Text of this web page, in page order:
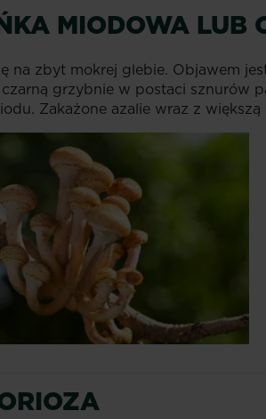
MIODOWA LUB
na zbyt mokrej glebie. Objawem
czarną grzybnie w postaci sznurów
Zakażone azalie wraz z